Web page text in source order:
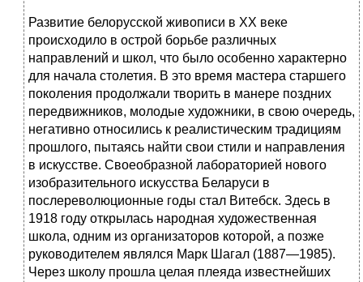
Развитие белорусской живописи в XX веке
происходило в острой борьбе различных
направлений и школ, что было особенно характерно
для начала столетия. В это время мастера старшего
поколения продолжали творить в манере поздних
передвижников, молодые художники, в свою очередь,
негативно относились к реалистическим традициям
прошлого, пытаясь найти свои стили и направления
в искусстве. Своеобразной лабораторией нового
изобразительного искусства Беларуси в
послереволюционные годы стал Витебск. Здесь в
1918 году открылась народная художественная
школа, одним из организаторов которой, а позже
руководителем являлся Марк Шагал (1887—1985).
Через школу прошла целая плеяда известнейших